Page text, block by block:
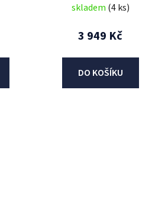
skladem (4 ks)
3 949 Kč
DO KOŠÍKU